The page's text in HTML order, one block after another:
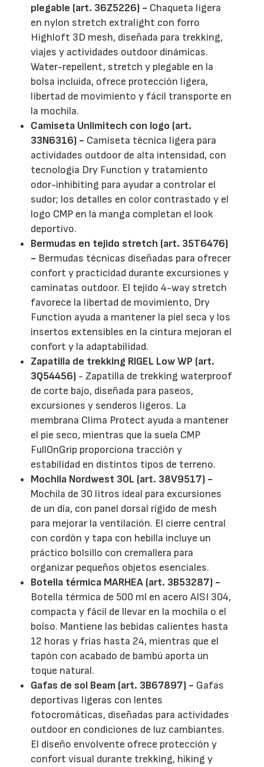
plegable (art. 36Z5226) - Chaqueta ligera
en nylon stretch extralight con forro
Highloft 3D mesh, diseñada para trekking,
viajes y actividades outdoor dinámicas.
Water-repellent, stretch y plegable en la
bolsa incluida, ofrece protección ligera,
libertad de movimiento y fácil transporte en
la mochila.
Camiseta Unlimitech con logo (art.
33N6316) - Camiseta técnica ligera para
actividades outdoor de alta intensidad, con
tecnología Dry Function y tratamiento
odor-inhibiting para ayudar a controlar el
sudor; los detalles en color contrastado y el
logo CMP en la manga completan el look
deportivo.
Bermudas en tejido stretch (art. 35T6476)
- Bermudas técnicas diseñadas para ofrecer
confort y practicidad durante excursiones y
caminatas outdoor. El tejido 4-way stretch
favorece la libertad de movimiento, Dry
Function ayuda a mantener la piel seca y los
insertos extensibles en la cintura mejoran el
confort y la adaptabilidad.
Zapatilla de trekking RIGEL Low WP (art.
3Q54456) - Zapatilla de trekking waterproof
de corte bajo, diseñada para paseos,
excursiones y senderos ligeros. La
membrana Clima Protect ayuda a mantener
el pie seco, mientras que la suela CMP
FullOnGrip proporciona tracción y
estabilidad en distintos tipos de terreno.
Mochila Nordwest 30L (art. 38V9517) -
Mochila de 30 litros ideal para excursiones
de un día, con panel dorsal rígido de mesh
para mejorar la ventilación. El cierre central
con cordón y tapa con hebilla incluye un
práctico bolsillo con cremallera para
organizar pequeños objetos esenciales.
Botella térmica MARHEA (art. 3B53287) -
Botella térmica de 500 ml en acero AISI 304,
compacta y fácil de llevar en la mochila o el
bolso. Mantiene las bebidas calientes hasta
12 horas y frías hasta 24, mientras que el
tapón con acabado de bambú aporta un
toque natural.
Gafas de sol Beam (art. 3B67897) - Gafas
deportivas ligeras con lentes
fotocromáticas, diseñadas para actividades
outdoor en condiciones de luz cambiantes.
El diseño envolvente ofrece protección y
confort visual durante trekking, hiking y